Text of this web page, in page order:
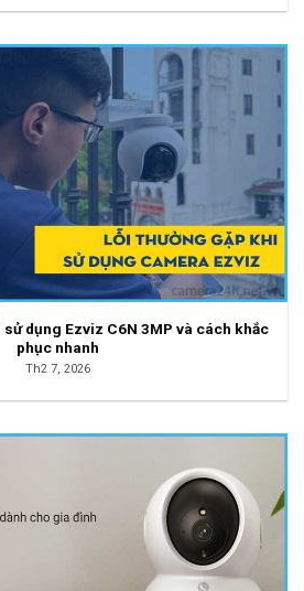
dụng Ezviz C6N 3MP và cách khắc
phục nhanh
Th2 7, 2026